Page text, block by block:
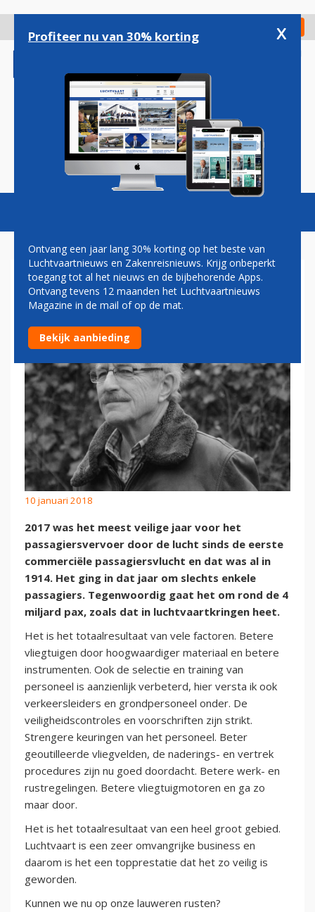
gaan
Check in
Magazine Podcasts Vacatures
PAUL GROVE: VEILIGHEID VAN
HET LUCHTVERKEER
10 januari 2018
2017 was het meest veilige jaar voor het
passagiersvervoer door de lucht sinds de eerste
commerciële passagiersvlucht en dat was al in
1914. Het ging in dat jaar om slechts enkele
passagiers. Tegenwoordig gaat het om rond de 4
miljard pax, zoals dat in luchtvaartkringen heet.
Het is het totaalresultaat van vele factoren. Betere
vliegtuigen door hoogwaardiger materiaal en betere
instrumenten. Ook de selectie en training van
personeel is aanzienlijk verbeterd, hier versta ik ook
verkeersleiders en grondpersoneel onder. De
veiligheidscontroles en voorschriften zijn strikt.
Strengere keuringen van het personeel. Beter
geoutilleerde vliegvelden, de naderings- en vertrek
procedures zijn nu goed doordacht. Betere werk- en
rustregelingen. Betere vliegtuigmotoren en ga zo
maar door.
Het is het totaalresultaat van een heel groot gebied.
Luchtvaart is een zeer omvangrijke business en
daarom is het een topprestatie dat het zo veilig is
geworden.
Kunnen we nu op onze lauweren rusten?
Profiteer nu van 30% korting x
Ontvang een jaar lang 30% korting op het beste van
Luchtvaartnieuws en Zakenreisnieuws. Krijg onbeperkt
toegang tot al het nieuws en de bijbehorende Apps.
Ontvang tevens 12 maanden het Luchtvaartnieuws
Magazine in de mail of op de mat.
Bekijk aanbieding